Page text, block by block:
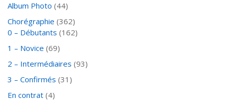
Album Photo (44)
Chorégraphie (362)
0 – Débutants (162)
1 – Novice (69)
2 – Intermédiaires (93)
3 – Confirmés (31)
En contrat (4)